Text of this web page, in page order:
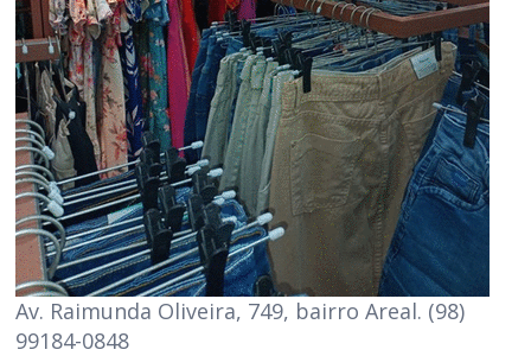
Av. Raimunda Oliveira, 749, bairro Areal. (98)
99184-0848